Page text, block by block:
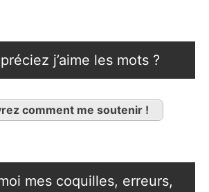
j’aime les mots ?
comment me soutenir !
mes coquilles, erreurs,